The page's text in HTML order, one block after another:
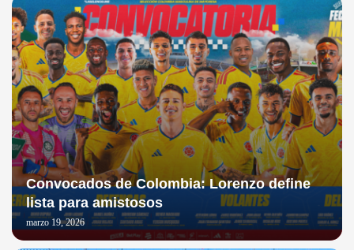
Convocados de Colombia: Lorenzo define
lista para amistosos
marzo 19, 2026